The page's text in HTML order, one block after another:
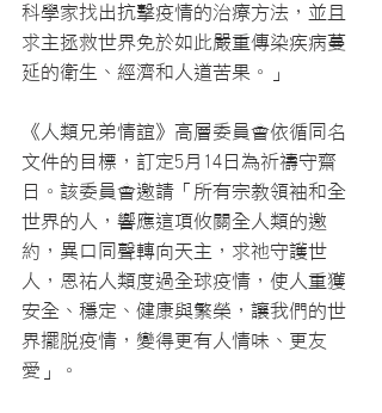
科學家找出抗擊疫情的治療方法，並且
求主拯救世界免於如此嚴重傳染疾病蔓
延的衛生、經濟和人道苦果。」
《人類兄弟情誼》高層委員會依循同名
文件的目標，訂定5月14日為祈禱守齋
日。該委員會邀請「所有宗教領袖和全
世界的人，響應這項攸關全人類的邀
約，異口同聲轉向天主，求祂守護世
人，恩祐人類度過全球疫情，使人重獲
安全、穩定、健康與繁榮，讓我們的世
界擺脫疫情，變得更有人情味、更友
愛」。